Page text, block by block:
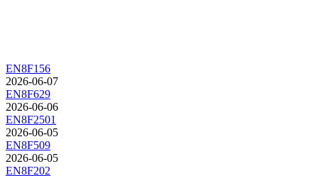
EN8F156
2026-06-07
EN8F629
2026-06-06
EN8F2501
2026-06-05
EN8F509
2026-06-05
EN8F202